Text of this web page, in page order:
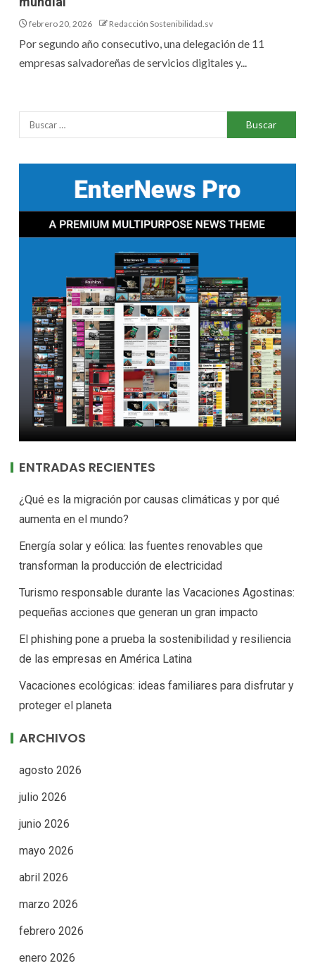
febrero 20, 2026 Redacción Sostenibilidad.sv
Por segundo año consecutivo, una delegación de 11
empresas salvadoreñas de servicios digitales y...
ENTRADAS RECIENTES
¿Qué es la migración por causas climáticas y por qué
aumenta en el mundo?
Energía solar y eólica: las fuentes renovables que
transforman la producción de electricidad
Turismo responsable durante las Vacaciones Agostinas:
pequeñas acciones que generan un gran impacto
El phishing pone a prueba la sostenibilidad y resiliencia
de las empresas en América Latina
Vacaciones ecológicas: ideas familiares para disfrutar y
proteger el planeta
ARCHIVOS
agosto 2026
julio 2026
junio 2026
mayo 2026
abril 2026
marzo 2026
febrero 2026
enero 2026